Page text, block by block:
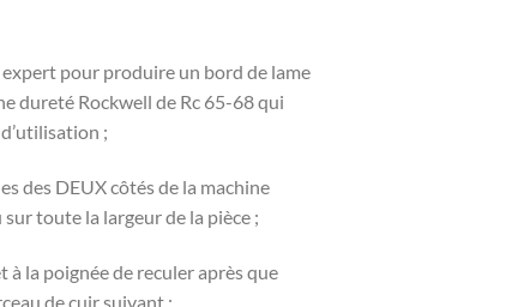
pour produire un bord de lame
dureté Rockwell de Rc 65-68 qui
;
des DEUX côtés de la machine
toute la largeur de la pièce ;
la poignée de reculer après que
de cuir suivant ;